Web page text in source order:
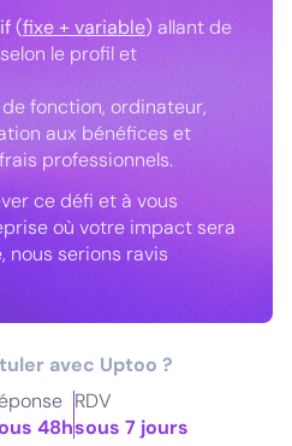
(fixe + variable) allant de
selon le profil et
fonction, ordinateur,
aux bénéfices et
professionnels.
ce défi et à vous
où votre impact sera
nous serions ravis
avec Uptoo ?
48h
RDV
sous 7 jours